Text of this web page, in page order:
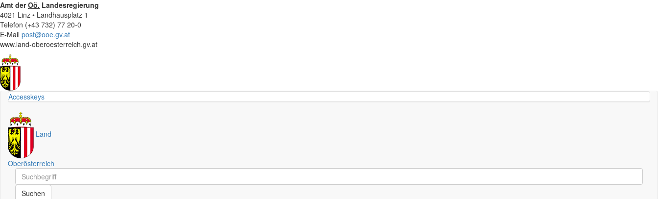
Amt derOö. Landesregierung
4021 Linz • Landhausplatz 1
Telefon (+43 732) 77 20-0
E-Mail post@ooe.gv.at
www.land-oberoesterreich.gv.at
Accesskeys
Land
Oberösterreich
Schnellsuche
Schnellsuche
Suchen